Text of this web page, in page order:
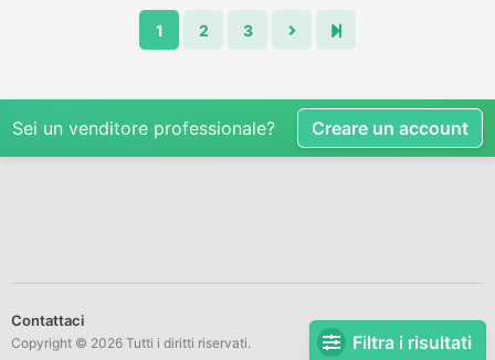
Filtra i risultati
1 2 3
Sei un venditore professionale? Creare un account
Contattaci
Copyright © 2026 Tutti i diritti riservati.